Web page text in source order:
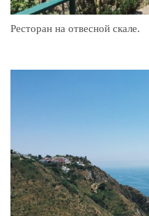
Ресторан на отвесной скале.